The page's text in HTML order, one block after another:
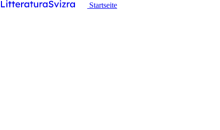
Startseite